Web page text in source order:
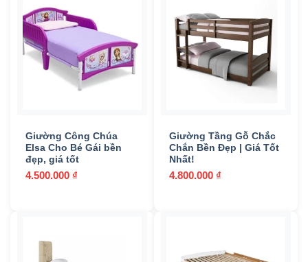
Tủ đầu giường
Tủ quần áo(27)
Tủ rượu(5)
Composite(2)
Gỗ tự nhiên
Giường Công Chúa
Elsa Cho Bé Gái bền
đẹp, giá tốt
4.500.000 ₫
Giường Tầng Gỗ Chắc
Chắn Bền Đẹp | Giá Tốt
Nhất!
4.800.000 ₫